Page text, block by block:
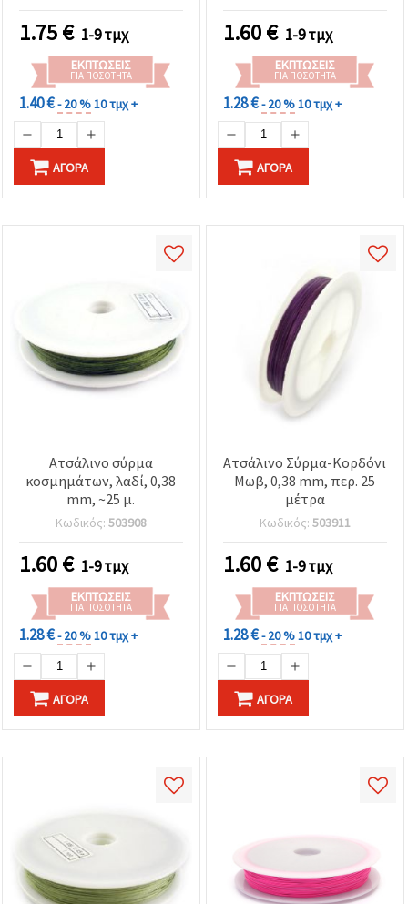
τύπο
cookies και
κάνοντας
κουμπί
Αποθήκευση.
Αποδέχομαι
όλα!
1.75€ 1-9 τμχ
ΕΚΠΤΏΣΕΙΣ
ΓΙΑ ΠΟΣΌΤΗΤΑ
1.40 €- 20 %10 τμχ +
ΑΓΟΡΆ
1.60€ 1-9 τμχ
ΕΚΠΤΏΣΕΙΣ
ΓΙΑ ΠΟΣΌΤΗΤΑ
1.28 €- 20 %10 τμχ +
ΑΓΟΡΆ
Ατσάλινο σύρμα
κοσμημάτων, λαδί, 0,38
mm, ~25 μ.
Κωδικός: 503908
1.60€ 1-9 τμχ
ΕΚΠΤΏΣΕΙΣ
ΓΙΑ ΠΟΣΌΤΗΤΑ
1.28 €- 20 %10 τμχ +
ΑΓΟΡΆ
Ατσάλινο Σύρμα-Κορδόνι
Μωβ, 0,38 mm, περ. 25
μέτρα
Κωδικός: 503911
1.60€ 1-9 τμχ
ΕΚΠΤΏΣΕΙΣ
ΓΙΑ ΠΟΣΌΤΗΤΑ
1.28 €- 20 %10 τμχ +
ΑΓΟΡΆ